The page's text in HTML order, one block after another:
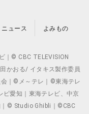
ニュース よみもの
｜© CBC TELEVISION
かおる/ イタキス製作委員
｜©メ～テレ｜©東海テレ
ビ愛知｜東海テレビ、中京
｜© Studio Ghibli｜©CBC